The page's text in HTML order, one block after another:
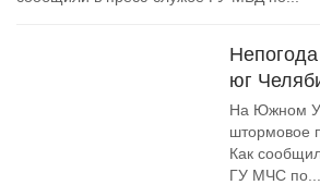
юг
На Южном
штормовое
Как
ГУ МЧС по...